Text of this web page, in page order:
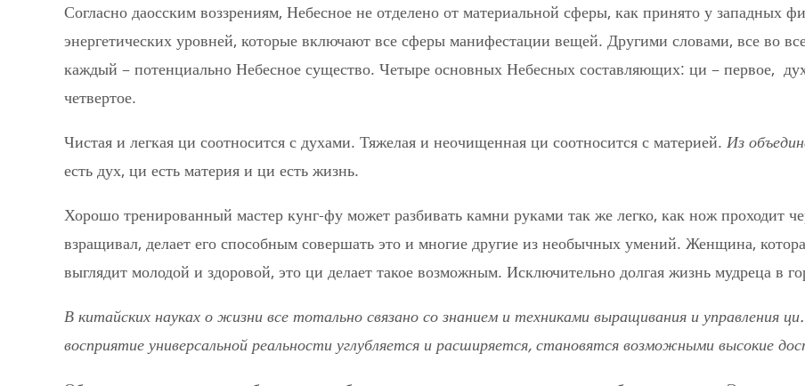
Согласно даосским воззрениям, Небесное не отделено от материальной сферы, как принято у западных
энергетических уровней, которые включают все сферы манифестации вещей. Другими словами, все во
каждый – потенциально Небесное существо. Четыре основных Небесных составляющих: ци – первое,
четвертое.
Чистая и легкая ци соотносится с духами. Тяжелая и неочищенная ци соотносится с материей. Из
есть дух, ци есть материя и ци есть жизнь.
Хорошо тренированный мастер кунг-фу может разбивать камни руками так же легко, как нож проходит
взращивал, делает его способным совершать это и многие другие из необычных умений. Женщина,
выглядит молодой и здоровой, это ци делает такое возможным. Исключительно долгая жизнь мудреца в
В китайских науках о жизни все тотально связано со знанием и техниками выращивания и управления
восприятие универсальной реальности углубляется и расширяется, становятся возможными высокие